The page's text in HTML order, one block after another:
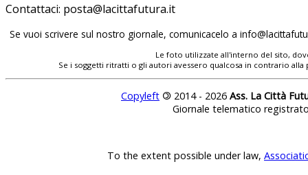
Contattaci:
Se vuoi scrivere sul nostro giornale, comunicacelo a
Le foto utilizzate all'interno del sito,
Se i soggetti ritratti o gli autori avessero qualcosa in contrario
Copyleft © 2014 - 2026 Ass. La Città
Giornale telematico
To the extent possible under law,